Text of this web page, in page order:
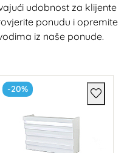
udobnost za klijente
ponudu i opremite
iz naše ponude.
-20%